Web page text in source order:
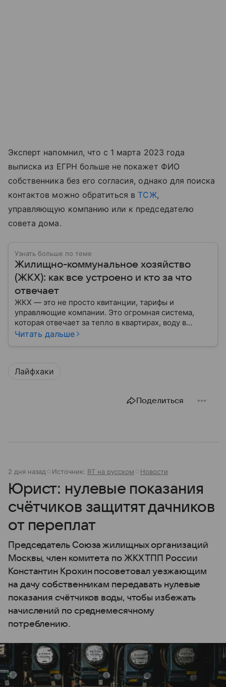
Эксперт напомнил, что с 1 марта 2023 года
выписка из ЕГРН больше не покажет ФИО
собственника без его согласия, однако для поиска
контактов можно обратиться в ТСЖ,
управляющую компанию или к председателю
совета дома.
Узнать больше по теме
Жилищно-коммунальное хозяйство
(ЖКХ): как все устроено и кто за что
отвечает
ЖКХ — это не просто квитанции, тарифы и
управляющие компании. Это огромная система,
которая отвечает за тепло в квартирах, воду в
кране, освещение улиц и чистоту во дворах.
Читать дальше
Лайфхаки
Поделиться
2 дня назад Источник: RT на русском Новости
Юрист: нулевые показания
счётчиков защитят дачников
от переплат
Председатель Союза жилищных организаций
Москвы, член комитета по ЖКХ ТПП России
Константин Крохин посоветовал уезжающим
на дачу собственникам передавать нулевые
показания счётчиков воды, чтобы избежать
начислений по среднемесячному
потреблению.